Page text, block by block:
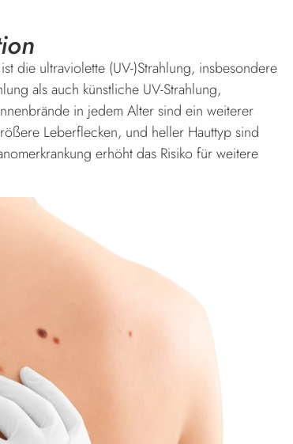
die ultraviolette (UV-)Strahlung, insbesondere
als auch künstliche UV-Strahlung,
in jedem Alter sind ein weiterer
Leberflecken, und heller Hauttyp sind
erhöht das Risiko für weitere